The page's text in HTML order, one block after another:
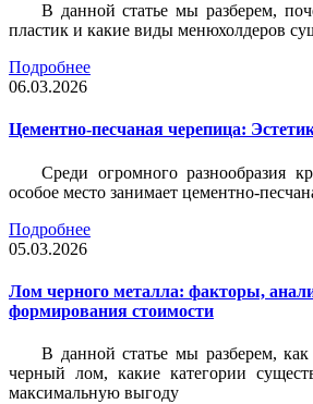
В данной статье мы разберем,
пластик и какие виды менюхолдеров
Подробнее
06.03.2026
Цементно-песчаная черепица:
Среди огромного разнообразия
особое место занимает цементно-
Подробнее
05.03.2026
Лом черного металла: факторы,
формирования стоимости
В данной статье мы разберем,
черный лом, какие категории
максимальную выгоду